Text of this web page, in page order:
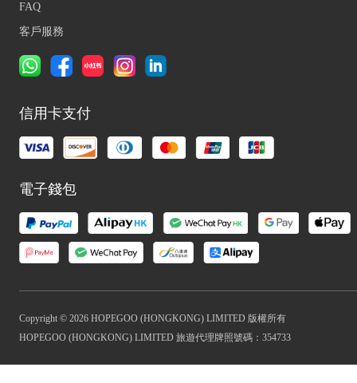
FAQ
客戶服務
信用卡支付
電子錢包
Copyright © 2026 HOPEGOO (HONGKONG) LIMITED 版權所有
HOPEGOO (HONGKONG) LIMITED 旅遊代理牌照號碼：354733